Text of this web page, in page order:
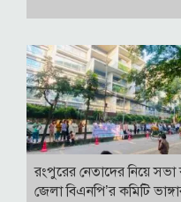
রংপুরের নেতাদের নিয়ে
জেলা বিএনপি’র কমিটি